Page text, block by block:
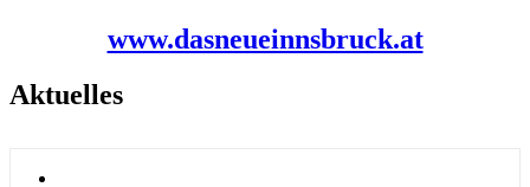
www.dasneueinnsbruck.at
Aktuelles